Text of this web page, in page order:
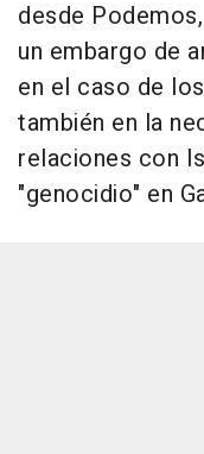
desde
un embargo de
en el caso de
también en la
relaciones con
"genocidio" en